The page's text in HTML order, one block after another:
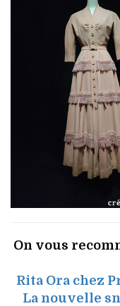
On vous
Rita Ora chez
La nouvelle